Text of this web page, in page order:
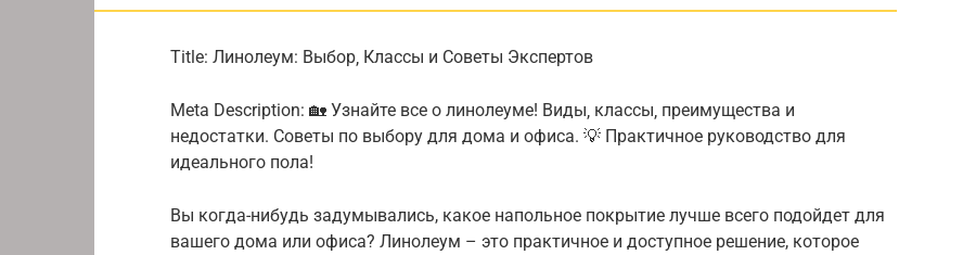
Title: Линолеум: Выбор‚ Классы и Советы Экспертов
Meta Description: 🏡 Узнайте все о линолеуме! Виды‚ классы‚ преимущества и
недостатки. Советы по выбору для дома и офиса. 💡 Практичное руководство для
идеального пола!
Вы когда-нибудь задумывались, какое напольное покрытие лучше всего подойдет для
вашего дома или офиса? Линолеум – это практичное и доступное решение, которое